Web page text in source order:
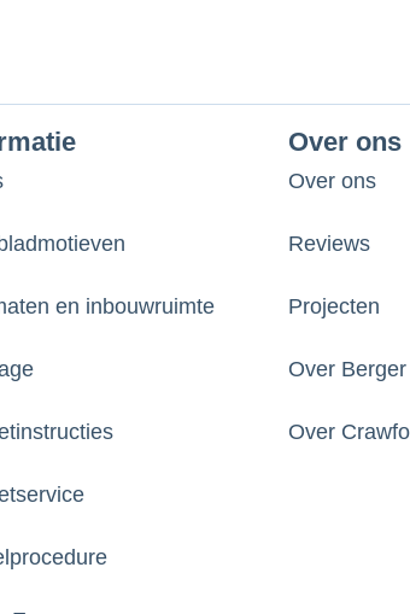
en inbouwruimte
Over ons
Over ons
Reviews
Projecten
Over Berger
Over